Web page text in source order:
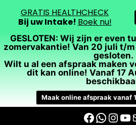
GESLOTEN: Wij zijn er even
zomervakantie! Van 20 juli t/
gesloten.
Wilt u al een afspraak maken
dit kan online! Vanaf 17
Maak online afspraak vanaf
GRATIS HEALTHCHECK
Bij uw Intake! Boek nu!